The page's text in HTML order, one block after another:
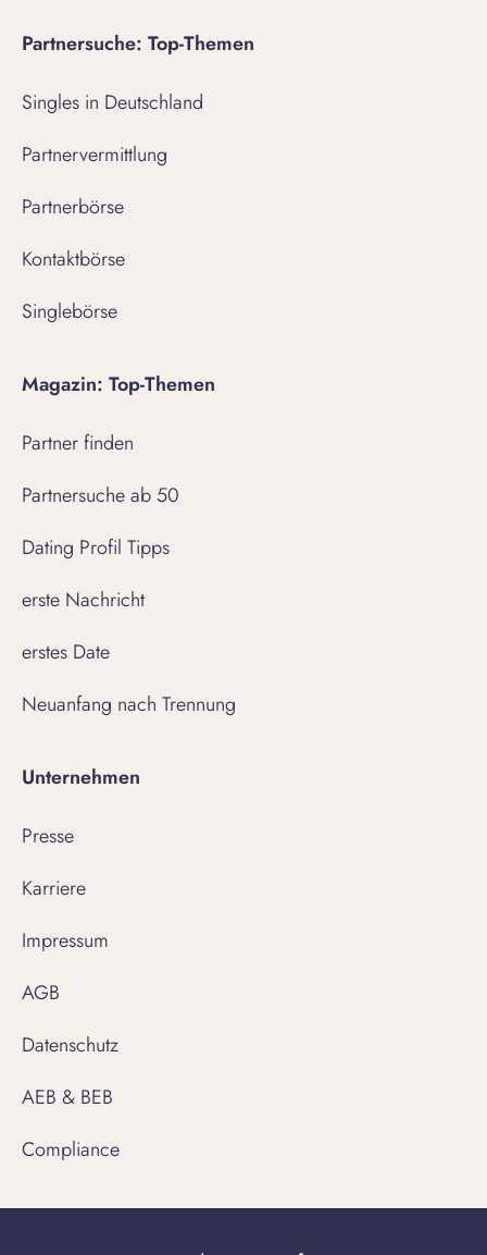
Partnersuche: Top-Themen
Singles in Deutschland
Partnervermittlung
Partnerbörse
Kontaktbörse
Singlebörse
Magazin: Top-Themen
Partner finden
Partnersuche ab 50
Dating Profil Tipps
erste Nachricht
erstes Date
Neuanfang nach Trennung
Unternehmen
Presse
Karriere
Impressum
AGB
Datenschutz
AEB & BEB
Compliance